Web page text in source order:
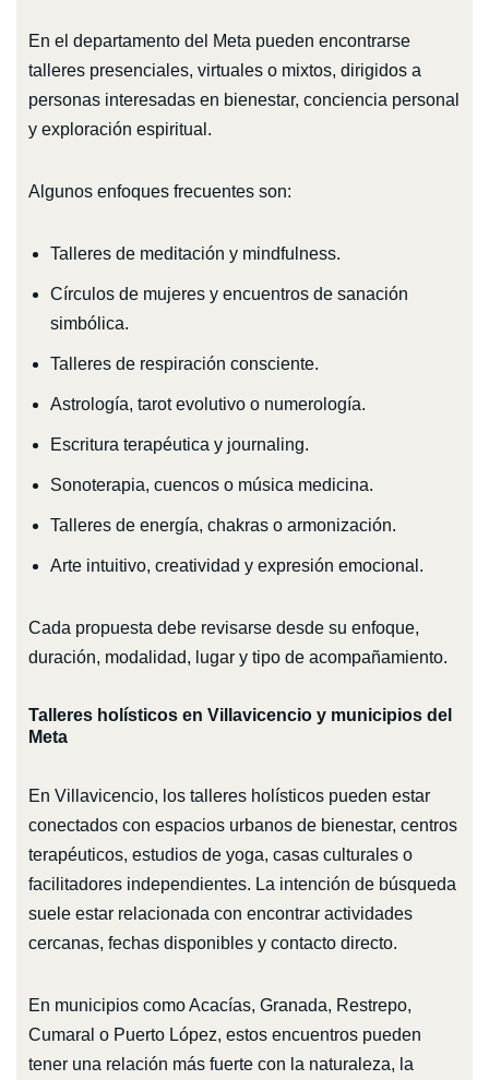
En el departamento del Meta pueden encontrarse
talleres presenciales, virtuales o mixtos, dirigidos a
personas interesadas en bienestar, conciencia personal
y exploración espiritual.
Algunos enfoques frecuentes son:
Talleres de meditación y mindfulness.
Círculos de mujeres y encuentros de sanación
simbólica.
Talleres de respiración consciente.
Astrología, tarot evolutivo o numerología.
Escritura terapéutica y journaling.
Sonoterapia, cuencos o música medicina.
Talleres de energía, chakras o armonización.
Arte intuitivo, creatividad y expresión emocional.
Cada propuesta debe revisarse desde su enfoque,
duración, modalidad, lugar y tipo de acompañamiento.
Talleres holísticos en Villavicencio y municipios del
Meta
En Villavicencio, los talleres holísticos pueden estar
conectados con espacios urbanos de bienestar, centros
terapéuticos, estudios de yoga, casas culturales o
facilitadores independientes. La intención de búsqueda
suele estar relacionada con encontrar actividades
cercanas, fechas disponibles y contacto directo.
En municipios como Acacías, Granada, Restrepo,
Cumaral o Puerto López, estos encuentros pueden
tener una relación más fuerte con la naturaleza, la